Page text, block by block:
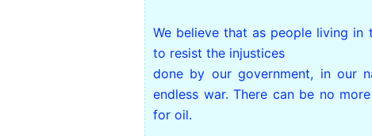
We believe that as people living
to resist the injustices
done by our government, in our
endless war. There can be no
for oil.